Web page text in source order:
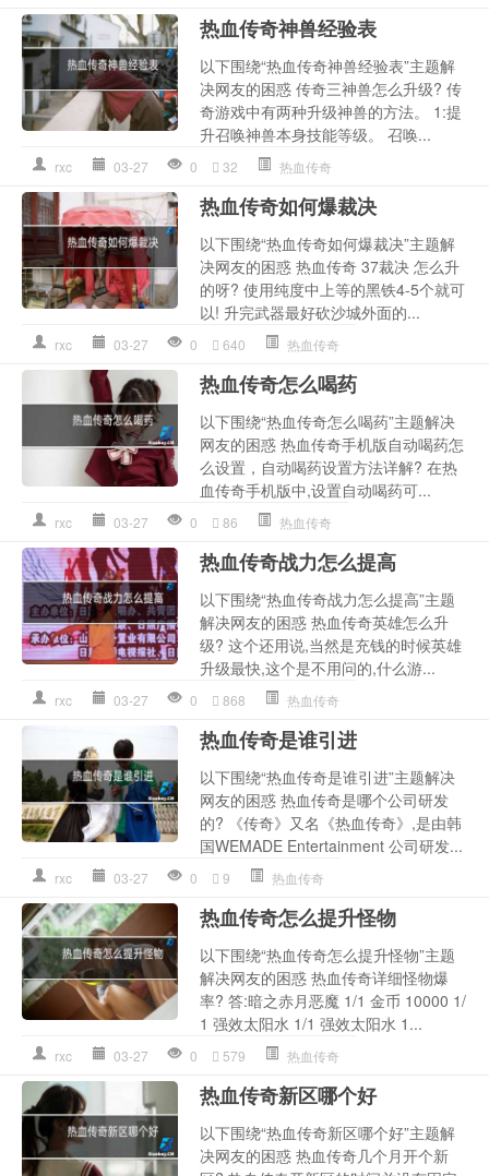
热血传奇神兽经验表
以下围绕“热血传奇神兽经验表”主题解
决网友的困惑 传奇三神兽怎么升级? 传
奇游戏中有两种升级神兽的方法。 1:提
升召唤神兽本身技能等级。 召唤...
rxc 03-27 0 32 热血传奇
热血传奇如何爆裁决
以下围绕“热血传奇如何爆裁决”主题解
决网友的困惑 热血传奇 37裁决 怎么升
的呀? 使用纯度中上等的黑铁4-5个就可
以! 升完武器最好砍沙城外面的...
rxc 03-27 0 640 热血传奇
热血传奇怎么喝药
以下围绕“热血传奇怎么喝药”主题解决
网友的困惑 热血传奇手机版自动喝药怎
么设置，自动喝药设置方法详解? 在热
血传奇手机版中,设置自动喝药可...
rxc 03-27 0 86 热血传奇
热血传奇战力怎么提高
以下围绕“热血传奇战力怎么提高”主题
解决网友的困惑 热血传奇英雄怎么升
级? 这个还用说,当然是充钱的时候英雄
升级最快,这个是不用问的,什么游...
rxc 03-27 0 868 热血传奇
热血传奇是谁引进
以下围绕“热血传奇是谁引进”主题解决
网友的困惑 热血传奇是哪个公司研发
的? 《传奇》又名《热血传奇》,是由韩
国WEMADE Entertainment 公司研发...
rxc 03-27 0 9 热血传奇
热血传奇怎么提升怪物
以下围绕“热血传奇怎么提升怪物”主题
解决网友的困惑 热血传奇详细怪物爆
率? 答:暗之赤月恶魔 1/1 金币 10000 1/
1 强效太阳水 1/1 强效太阳水 1...
rxc 03-27 0 579 热血传奇
热血传奇新区哪个好
以下围绕“热血传奇新区哪个好”主题解
决网友的困惑 热血传奇几个月开个新